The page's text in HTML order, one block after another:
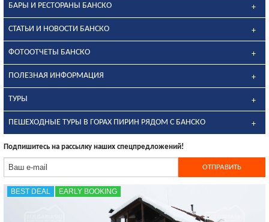
БАРЫ И РЕСТОРАНЫ БАНСКО
СТАТЬИ И НОВОСТИ БАНСКО
ФОТООТЧЕТЫ БАНСКО
ПОЛЕЗНАЯ ИНФОРМАЦИЯ
ТУРЫ
ПЕШЕХОДНЫЕ ТУРЫ В ГОРАХ ПИРИН РЯДОМ С БАНСКО
Подпишитесь на рассылку наших спецпредложений!
BEST DEAL EARLY BOOKING